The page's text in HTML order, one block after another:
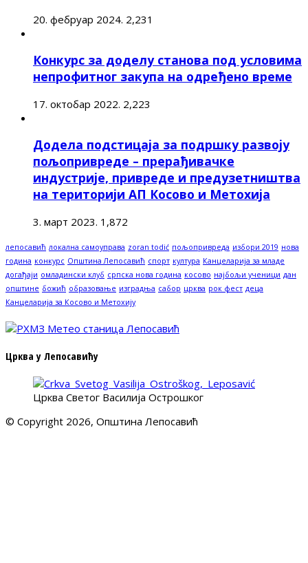
20. фебруар 2024. 2,231
Конкурс за доделу станова под условима
непрофитног закупа на одређено време
17. октобар 2022. 2,223
Додела подстицаја за подршку развоју
пољопривреде – прерађивачке
индустрије, привреде и предузетништва
на територији АП Косово и Метохија
3. март 2023. 1,872
лепосавић локална самоуправа zoran todić пољопривреда избори 2019 нова
година конкурс Општина Лепосавић спорт култура Канцеларија за младе
догађаји омладински клуб српска нова година косово најбољи ученици дан
општине божић образовање изградња сабор црква рок фест деца
Канцеларија за Косово и Метохију
Црква у Лепосавићу
Црква Светог Василија Острошког
© Copyright 2026, Општина Лепосавић